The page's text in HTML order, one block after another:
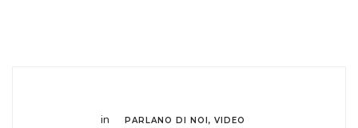
in PARLANO DI NOI, VIDEO